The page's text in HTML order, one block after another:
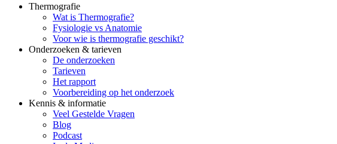
Thermografie
Wat is Thermografie?
Fysiologie vs Anatomie
Voor wie is thermografie geschikt?
Onderzoeken & tarieven
De onderzoeken
Tarieven
Het rapport
Voorbereiding op het onderzoek
Kennis & informatie
Veel Gestelde Vragen
Blog
Podcast